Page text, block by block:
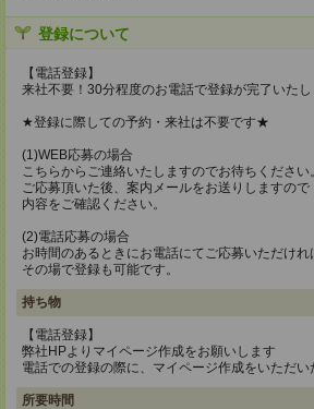
登録について
【電話登録】
来社不要！30分程度のお電話で登録が完了いたし
★登録に際しての予約・来社は不要です★
(1)WEB応募の場合
こちらからご連絡いたしますのでお待ちください。
ご応募頂いた後、案内メールをお送りしますので
内容をご確認ください。
(2)電話応募の場合
お時間のあるときにお電話にてご応募いただけれ
その場で登録も可能です。
持ち物
【電話登録】
弊社HPよりマイページ作成をお願いします
電話での登録の際に、マイページ作成をいただい
所要時間